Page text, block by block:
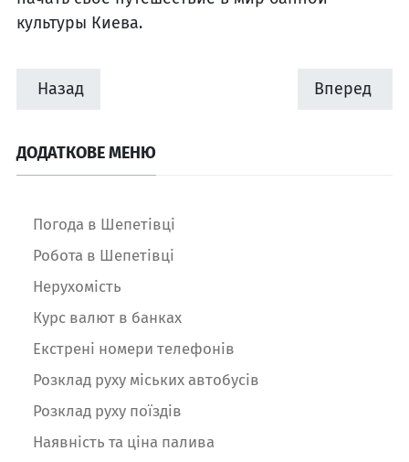
культуры Киева.
Назад Вперед
ДОДАТКОВЕ МЕНЮ
Погода в Шепетівці
Робота в Шепетівці
Нерухомість
Курс валют в банках
Екстрені номери телефонів
Розклад руху міських автобусів
Розклад руху поїздів
Наявність та ціна палива